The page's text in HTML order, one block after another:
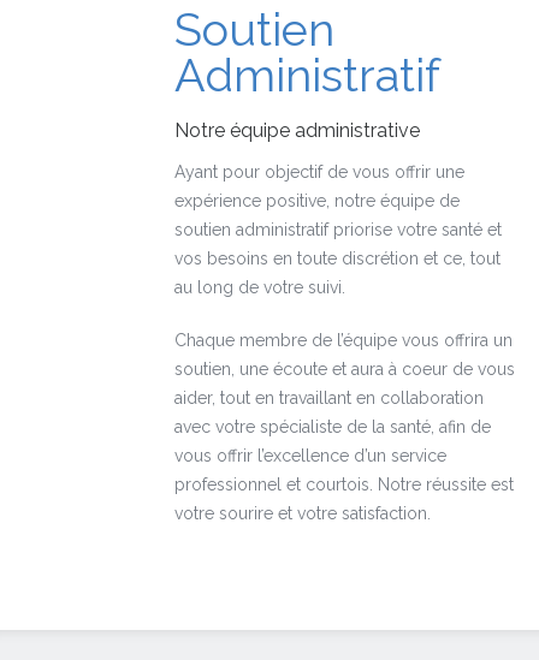
Soutien
Administratif
Notre équipe administrative
Ayant pour objectif de vous offrir une
expérience positive, notre équipe de
soutien administratif priorise votre santé et
vos besoins en toute discrétion et ce, tout
au long de votre suivi.
Chaque membre de l’équipe vous offrira un
soutien, une écoute et aura à coeur de vous
aider, tout en travaillant en collaboration
avec votre spécialiste de la santé, afin de
vous offrir l’excellence d’un service
professionnel et courtois. Notre réussite est
votre sourire et votre satisfaction.